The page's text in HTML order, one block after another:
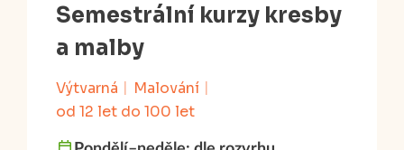
Semestrální kurzy kresby
a malby
Výtvarná
Malování
od 12 let do 100 let